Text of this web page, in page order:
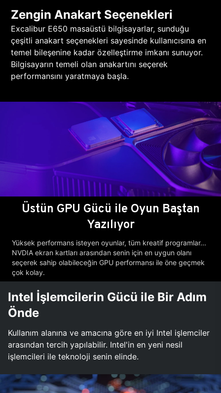
Zengin Anakart Seçenekleri
Excalibur E650 masaüstü bilgisayarlar, sunduğu
çeşitli anakart seçenekleri sayesinde kullanıcısına en
temel bileşenine kadar özelleştirme imkanı sunuyor.
Bilgisayarın temeli olan anakartını seçerek
performansını yaratmaya başla.
Üstün GPU Gücü ile Oyun Baştan
Yazılıyor
Yüksek performans isteyen oyunlar, tüm kreatif programlar...
NVDIA ekran kartları arasından senin için en uygun olanı
seçerek sahip olabileceğin GPU performansı ile öne geçmek
çok kolay.
Intel İşlemcilerin Gücü ile Bir Adım
Önde
Kullanım alanına ve amacına göre en iyi Intel işlemciler
arasından tercih yapılabilir. Intel'in en yeni nesil
işlemcileri ile teknoloji senin elinde.